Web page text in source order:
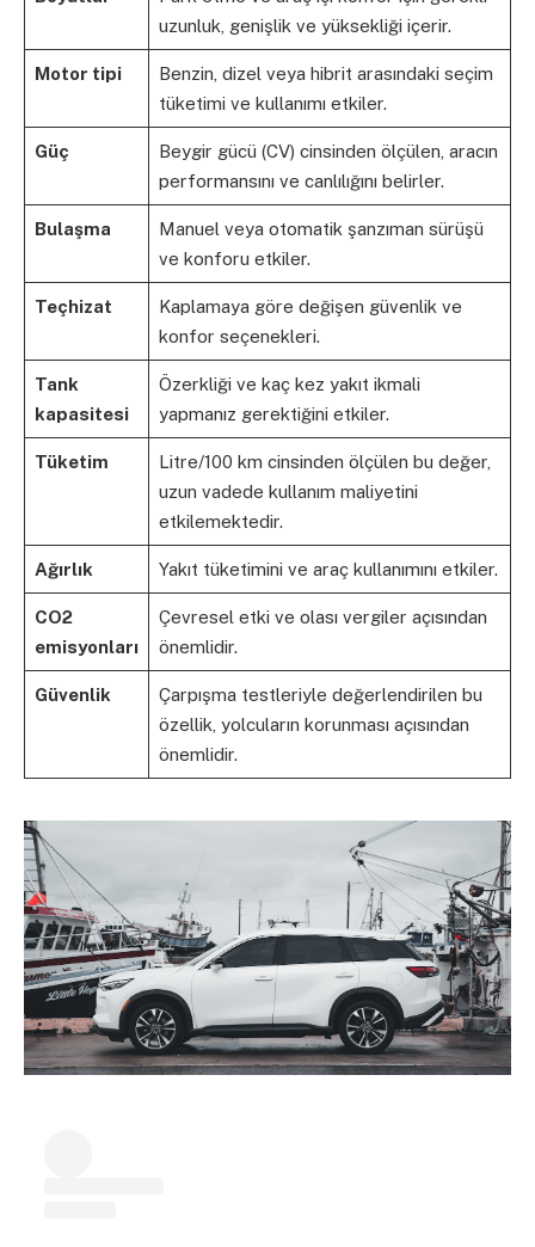
uzunluk, genişlik ve yüksekliği içerir.
Motor tipi
Benzin, dizel veya hibrit arasındaki seçim
tüketimi ve kullanımı etkiler.
Güç
Beygir gücü (CV) cinsinden ölçülen, aracın
performansını ve canlılığını belirler.
Bulaşma
Manuel veya otomatik şanzıman sürüşü
ve konforu etkiler.
Teçhizat
Kaplamaya göre değişen güvenlik ve
konfor seçenekleri.
Tank
kapasitesi
Özerkliği ve kaç kez yakıt ikmali
yapmanız gerektiğini etkiler.
Tüketim
Litre/100 km cinsinden ölçülen bu değer,
uzun vadede kullanım maliyetini
etkilemektedir.
Ağırlık Yakıt tüketimini ve araç kullanımını etkiler.
CO2
emisyonları
Çevresel etki ve olası vergiler açısından
önemlidir.
Güvenlik
Çarpışma testleriyle değerlendirilen bu
özellik, yolcuların korunması açısından
önemlidir.